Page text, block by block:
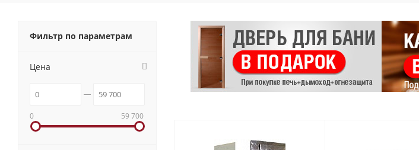
Фильтр по параметрам
Цена
0 59 700